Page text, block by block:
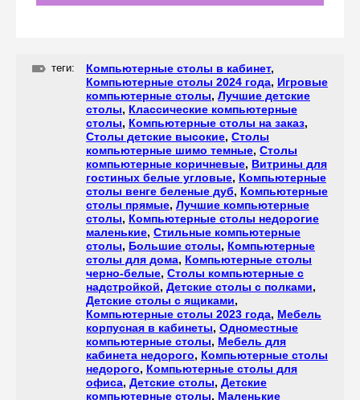
теги: Компьютерные столы в кабинет,
Компьютерные столы 2024 года, Игровые
компьютерные столы, Лучшие детские
столы, Классические компьютерные
столы, Компьютерные столы на заказ,
Столы детские высокие, Столы
компьютерные шимо темные, Столы
компьютерные коричневые, Витрины для
гостиных белые угловые, Компьютерные
столы венге беленые дуб, Компьютерные
столы прямые, Лучшие компьютерные
столы, Компьютерные столы недорогие
маленькие, Стильные компьютерные
столы, Большие столы, Компьютерные
столы для дома, Компьютерные столы
черно-белые, Столы компьютерные с
надстройкой, Детские столы с полками,
Детские столы с ящиками,
Компьютерные столы 2023 года, Мебель
корпусная в кабинеты, Одноместные
компьютерные столы, Мебель для
кабинета недорого, Компьютерные столы
недорого, Компьютерные столы для
офиса, Детские столы, Детские
компьютерные столы, Маленькие